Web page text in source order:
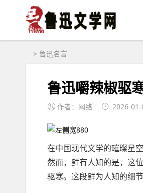
> 鲁迅名言
鲁迅嚼辣椒驱
作者：网络 2026-
在中国现代文学的璀璨星空
然而，鲜有人知的是，这
驱寒。这段鲜为人知的细